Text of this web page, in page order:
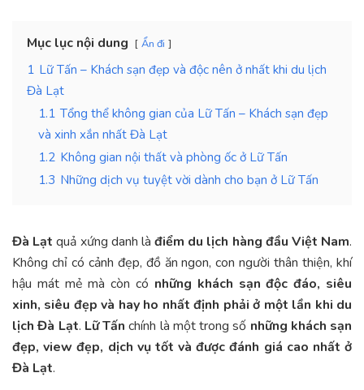
Mục lục nội dung Ẩn đi
1 Lữ Tấn – Khách sạn đẹp và độc nên ở nhất khi du lịch
Đà Lạt
1.1 Tổng thể không gian của Lữ Tấn – Khách sạn đẹp
và xinh xắn nhất Đà Lạt
1.2 Không gian nội thất và phòng ốc ở Lữ Tấn
1.3 Những dịch vụ tuyệt vời dành cho bạn ở Lữ Tấn
Đà Lạt quả xứng danh làđiểm du lịch hàng đầu Việt Nam.
Không chỉ có cảnh đẹp, đồ ăn ngon, con người thân thiện, khí
hậu mát mẻ mà còn có những khách sạn độc đáo, siêu
xinh, siêu đẹp và hay ho nhất định phải ở một lần khi du
lịch Đà Lạt. Lữ Tấn chính là một trong số những khách sạn
đẹp, view đẹp, dịch vụ tốt và được đánh giá cao nhất ở
Đà Lạt.